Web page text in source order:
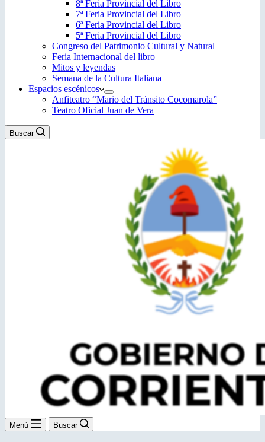
8ª Feria Provincial del Libro
7ª Feria Provincial del Libro
6ª Feria Provincial del Libro
5ª Feria Provincial del Libro
Congreso del Patrimonio Cultural y Natural
Feria Internacional del libro
Mitos y leyendas
Semana de la Cultura Italiana
Espacios escénicos
Anfiteatro “Mario del Tránsito Cocomarola”
Teatro Oficial Juan de Vera
Buscar
Menú Buscar